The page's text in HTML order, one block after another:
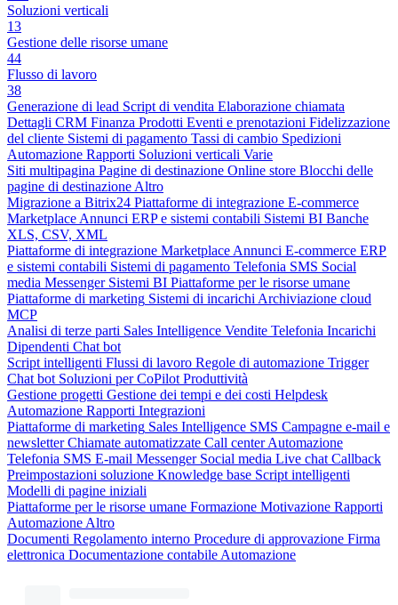
Soluzioni verticali
13
Gestione delle risorse umane
44
Flusso di lavoro
38
Generazione di lead Script di vendita Elaborazione chiamata
Dettagli CRM Finanza Prodotti Eventi e prenotazioni Fidelizzazione
del cliente Sistemi di pagamento Tassi di cambio Spedizioni
Automazione Rapporti Soluzioni verticali Varie
Siti multipagina Pagine di destinazione Online store Blocchi delle
pagine di destinazione Altro
Migrazione a Bitrix24 Piattaforme di integrazione E-commerce
Marketplace Annunci ERP e sistemi contabili Sistemi BI Banche
XLS, CSV, XML
Piattaforme di integrazione Marketplace Annunci E-commerce ERP
e sistemi contabili Sistemi di pagamento Telefonia SMS Social
media Messenger Sistemi BI Piattaforme per le risorse umane
Piattaforme di marketing Sistemi di incarichi Archiviazione cloud
MCP
Analisi di terze parti Sales Intelligence Vendite Telefonia Incarichi
Dipendenti Chat bot
Script intelligenti Flussi di lavoro Regole di automazione Trigger
Chat bot Soluzioni per CoPilot Produttività
Gestione progetti Gestione dei tempi e dei costi Helpdesk
Automazione Rapporti Integrazioni
Piattaforme di marketing Sales Intelligence SMS Campagne e-mail e
newsletter Chiamate automatizzate Call center Automazione
Telefonia SMS E-mail Messenger Social media Live chat Callback
Preimpostazioni soluzione Knowledge base Script intelligenti
Modelli di pagine iniziali
Piattaforme per le risorse umane Formazione Motivazione Rapporti
Automazione Altro
Documenti Regolamento interno Procedure di approvazione Firma
elettronica Documentazione contabile Automazione